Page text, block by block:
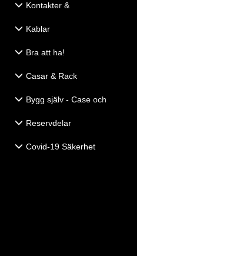
Kontakter &
Kablar
Bra att ha!
Casar & Rack
Bygg själv - Case och
Reservdelar
Covid-19 Säkerhet